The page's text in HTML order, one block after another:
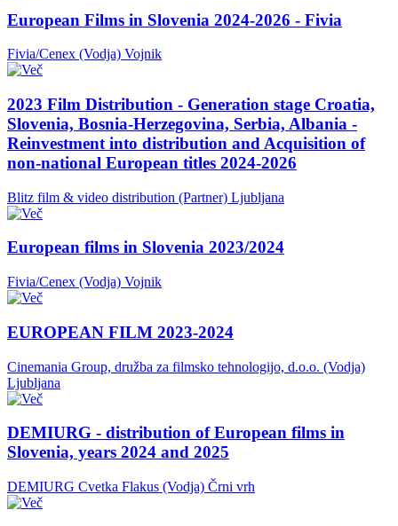
European Films in Slovenia 2024-2026 - Fivia
Fivia/Cenex (Vodja) Vojnik
2023 Film Distribution - Generation stage Croatia,
Slovenia, Bosnia-Herzegovina, Serbia, Albania -
Reinvestment into distribution and Acquisition of
non-national European titles 2024-2026
Blitz film & video distribution (Partner) Ljubljana
European films in Slovenia 2023/2024
Fivia/Cenex (Vodja) Vojnik
EUROPEAN FILM 2023-2024
Cinemania Group, družba za filmsko tehnologijo, d.o.o. (Vodja)
Ljubljana
DEMIURG - distribution of European films in
Slovenia, years 2024 and 2025
DEMIURG Cvetka Flakus (Vodja) Črni vrh